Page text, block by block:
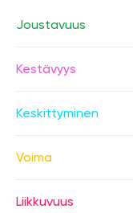
Joustavuus
Kestävyys
Keskittyminen
Voima
Liikkuvuus